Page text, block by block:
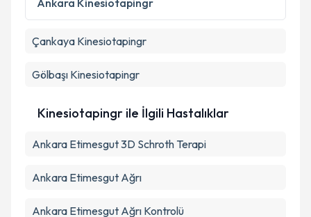
kapsamda işlenmesini kabul ediyorum.
Ankara Kinesiotapingr
Çankaya Kinesiotapingr
Gölbaşı Kinesiotapingr
Kinesiotapingr ile İlgili Hastalıklar
Ankara Etimesgut 3D Schroth Terapi
Ankara Etimesgut Ağrı
Ankara Etimesgut Ağrı Kontrolü